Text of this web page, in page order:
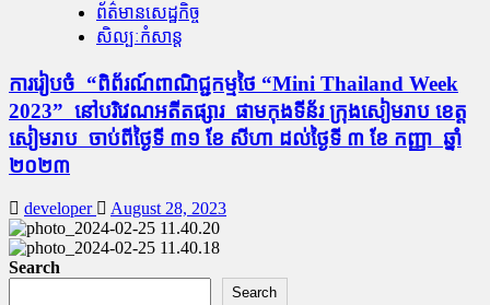
ព័ត៌មានសេដ្ឋកិច្ច
សិល្បៈកំសាន្ត
ការ​រៀប​ចំ “​ពិព័រណ៍​ពាណិជ្ជកម្មថៃ “Mini Thailand Week
2023” នៅបរិវេណអតីតផ្សារ​ ផាមកុងទីន័រ ក្រុងសៀមរាប ខេត្ត
សៀមរាប ចាប់​ពី​ថ្ងៃទី ៣១ ខែ សីហា ដល់ថ្ងៃទី ៣ ខែ កញ្ញា ឆ្នាំ
២០២៣
developer August 28, 2023
Search
Search